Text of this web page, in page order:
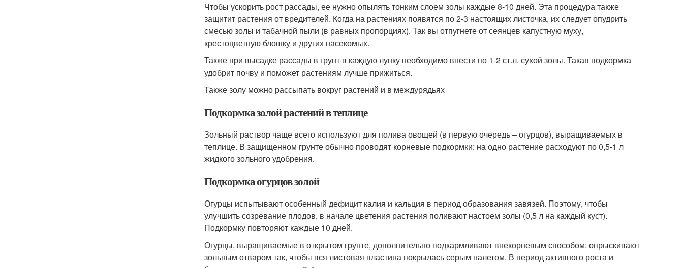
Чтобы ускорить рост рассады, ее нужно опылять тонким слоем золы каждые 8-10 дней. Эта процедура также
защитит растения от вредителей. Когда на растениях появятся по 2-3 настоящих листочка, их следует опудрить
смесью золы и табачной пыли (в равных пропорциях). Так вы отпугнете от сеянцев капустную муху,
крестоцветную блошку и других насекомых.
Также при высадке рассады в грунт в каждую лунку необходимо внести по 1-2 ст.л. сухой золы. Такая подкормка
удобрит почву и поможет растениям лучше прижиться.
Также золу можно рассыпать вокруг растений и в междурядьях
Подкормка золой растений в теплице
Зольный раствор чаще всего используют для полива овощей (в первую очередь – огурцов), выращиваемых в
теплице. В защищенном грунте обычно проводят корневые подкормки: на одно растение расходуют по 0,5-1 л
жидкого зольного удобрения.
Подкормка огурцов золой
Огурцы испытывают особенный дефицит калия и кальция в период образования завязей. Поэтому, чтобы
улучшить созревание плодов, в начале цветения растения поливают настоем золы (0,5 л на каждый куст).
Подкормку повторяют каждые 10 дней.
Огурцы, выращиваемые в открытом грунте, дополнительно подкармливают внекорневым способом: опрыскивают
зольным отваром так, чтобы вся листовая пластина покрылась серым налетом. В период активного роста и